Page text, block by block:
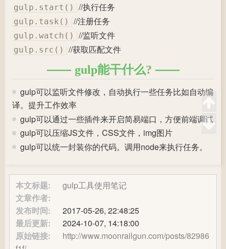
gulp.start() //执行任务
gulp.task() //注册任务
gulp.watch() //监听文件
gulp.src() //获取匹配文件
gulp能干什么?
gulp可以监听文件修改，自动执行一些任务比如自动编
译。提升工作效率
gulp可以通过一些插件来开启简易端口，方便前端调试
gulp可以压缩JS文件，CSS文件，img图片
gulp可以统一封装你的代码。调用node来执行任务。
本文标题:
gulp工具使用笔记
文章作者:
发布时间:
2017-05-26, 22:48:25
最后更新:
2024-10-07, 14:18:00
原始链接:
http://www.moonrailgun.com/posts/82986